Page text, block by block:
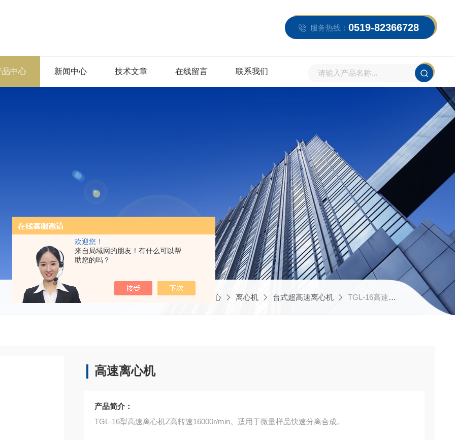
欢迎您！
来自局域网的朋友！有什么可以帮
助您的吗？
服务热线： 0519-82366728
品中心 新闻中心 技术文章 在线留言 联系我们
当前位置：首页 产品中心 离心机 台式超高速离心机 TGL-16高速离心机
高速离心机
产品简介：
TGL-16型高速离心机Z高转速16000r/min。适用于微量样品快速分离合成。